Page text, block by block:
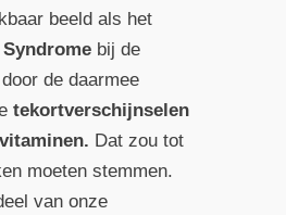
beeld als het
bij de
de daarmee
tekortverschijnselen
Dat zou tot
moeten stemmen.
van onze